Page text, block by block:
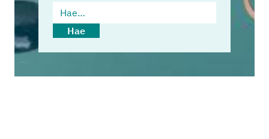
Hae…
Hae